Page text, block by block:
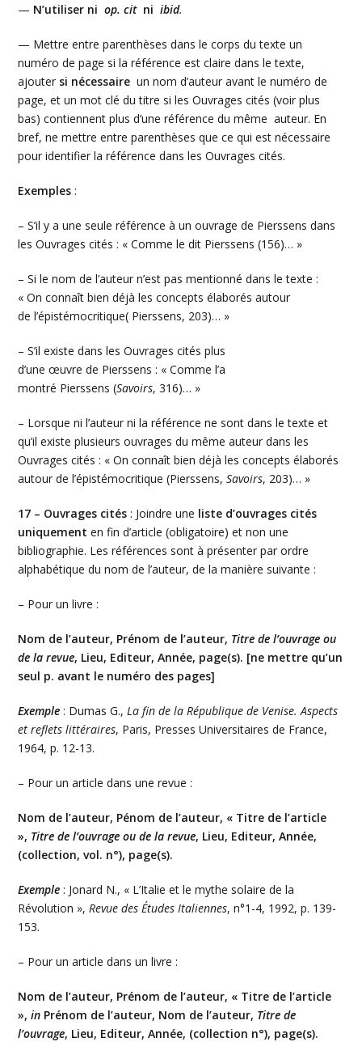
— N’utiliser niop. citniibid.
— Mettre entre parenthèses dans le corps du texte un
numéro de page si la référence est claire dans le texte,
ajouter si nécessaire un nom d’auteur avant le numéro de
page, et un mot clé du titre si les Ouvrages cités (voir plus
bas) contiennent plus d’une référence du même auteur. En
bref, ne mettre entre parenthèses que ce qui est nécessaire
pour identifier la référence dans les Ouvrages cités.
Exemples :
– S’il y a une seule référence à un ouvrage de Pierssens dans
les Ouvrages cités : « Comme le dit Pierssens (156)… »
– Si le nom de l’auteur n’est pas mentionné dans le texte :
« On connaît bien déjà les concepts élaborés autour
de l’épistémocritique( Pierssens, 203)… »
– S’il existe dans les Ouvrages cités plus
d’une œuvre de Pierssens : « Comme l’a
montré Pierssens (Savoirs, 316)… »
– Lorsque ni l’auteur ni la référence ne sont dans le texte et
qu’il existe plusieurs ouvrages du même auteur dans les
Ouvrages cités : « On connaît bien déjà les concepts élaborés
autour de l’épistémocritique (Pierssens,Savoirs, 203)… »
17 – Ouvrages cités : Joindre une liste d’ouvrages cités
uniquementen fin d’article (obligatoire) et non une
bibliographie. Les références sont à présenter par ordre
alphabétique du nom de l’auteur, de la manière suivante :
– Pour un livre :
Nom de l’auteur, Prénom de l’auteur, Titre de l’ouvrage ou
de la revue, Lieu, Editeur, Année, page(s). [ne mettre qu’un
seul p. avant le numéro des pages]
Exemple : Dumas G.,La fin de la République de Venise. Aspects
et reflets littéraires, Paris, Presses Universitaires de France,
1964, p. 12-13.
– Pour un article dans une revue :
Nom de l’auteur, Pénom de l’auteur, « Titre de l’article
», Titre de l’ouvrage ou de la revue, Lieu, Editeur, Année,
(collection, vol. n°), page(s).
Exemple : Jonard N., « L’Italie et le mythe solaire de la
Révolution »,Revue des Études Italiennes, n°1-4, 1992, p. 139-
153.
– Pour un article dans un livre :
Nom de l’auteur, Prénom de l’auteur, « Titre de l’article
»,in Prénom de l’auteur, Nom de l’auteur, Titre de
l’ouvrage, Lieu, Editeur, Année, (collection n°), page(s).